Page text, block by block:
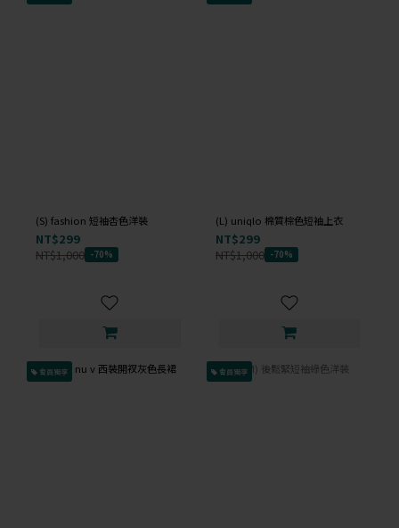
(S) fashion 短袖杏色洋裝
NT$299
NT$1,000 -70%
(L) uniqlo 棉質棕色短袖上衣
NT$299
NT$1,000 -70%
會員獨享 會員獨享